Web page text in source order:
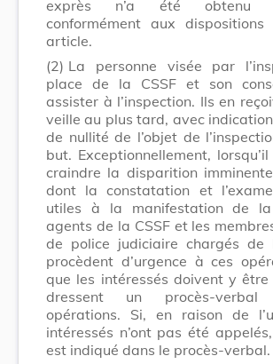
exprès n’a été obtenu
conformément aux
article.
(2) La personne visée par
place de la CSSF et son
assister à l’inspection. Ils en
veille au plus tard, avec
de nullité de l’objet de
but. Exceptionnellement,
craindre la disparition imminente
dont la constatation et
utiles à la manifestation de
agents de la CSSF et les
de police judiciaire chargés de
procèdent d’urgence à ces
que les intéressés doivent y être
dressent un procès-
opérations. Si, en raison de
intéressés n’ont pas été
est indiqué dans le procès-verbal.